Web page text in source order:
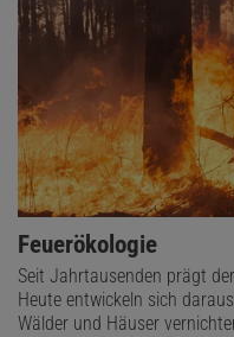
Feuerökologie
Seit Jahrtausenden prägt
Heute entwickeln sich
Wälder und Häuser